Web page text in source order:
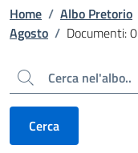
Home / Albo Pretorio
Agosto / Documenti: 0
Cerca
Cerca